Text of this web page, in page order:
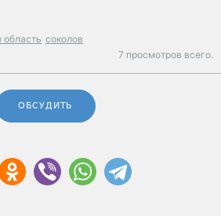
область соколов
7 просмотров всего.
ОБСУДИТЬ